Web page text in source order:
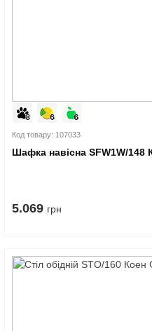
Код товару: 107033
Шафка навісна SFW1W/148
5.069 грн